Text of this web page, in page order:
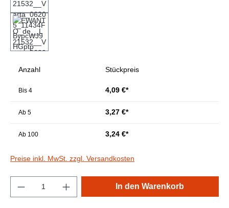
Anzahl Stückpreis
Bis 4 4,09 €*
Ab 5 3,27 €*
Ab 100 3,24 €*
Preise inkl. MwSt. zzgl. Versandkosten
Produkt Anzahl: Gib den gewünschten
In den Warenkorb